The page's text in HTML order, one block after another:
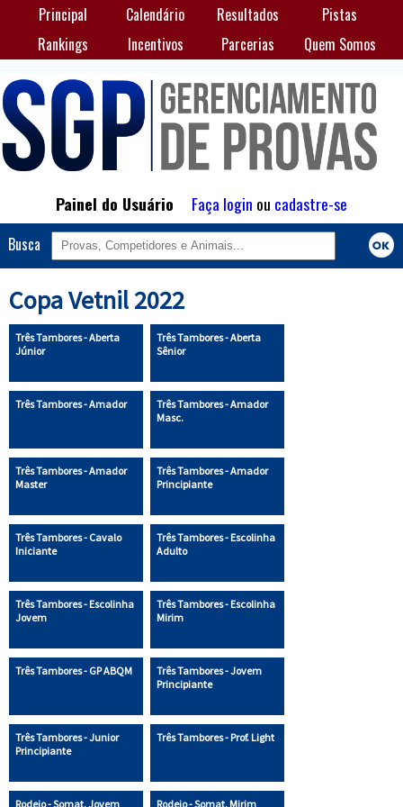
Principal Calendário Resultados
Pistas
Rankings
Incentivos Parcerias Quem Somos
Painel do Usuário Faça login ou cadastre-se
Busca
Copa Vetnil 2022
Três Tambores - Aberta
Júnior
Três Tambores - Aberta
Sênior
Três Tambores - Amador
Três Tambores - Amador
Masc.
Três Tambores - Amador
Master
Três Tambores - Amador
Principiante
Três Tambores - Cavalo
Iniciante
Três Tambores - Escolinha
Adulto
Três Tambores - Escolinha
Jovem
Três Tambores - Escolinha
Mirim
Três Tambores - GP ABQM
Três Tambores - Jovem
Principiante
Três Tambores - Junior
Principiante
Três Tambores - Prof. Light
Rodeio - Somat. Jovem Rodeio - Somat. Mirim